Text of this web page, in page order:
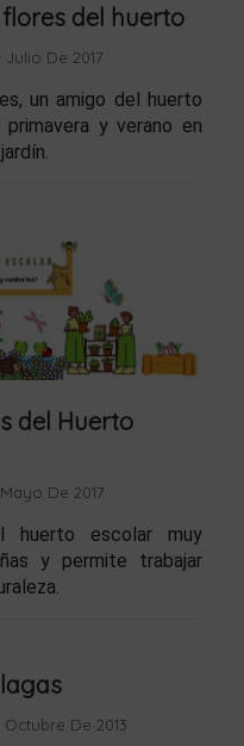
del huerto
Julio De 2017
un amigo del huerto
y verano en
del Huerto
De 2017
huerto escolar muy
y permite trabajar
Octubre De 2013